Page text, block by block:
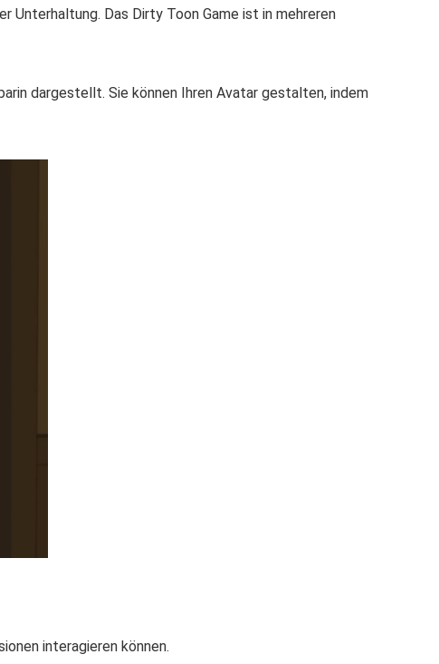
Das Dirty Toon Game ist in mehreren
dargestellt. Sie können Ihren Avatar gestalten, indem
interagieren können.